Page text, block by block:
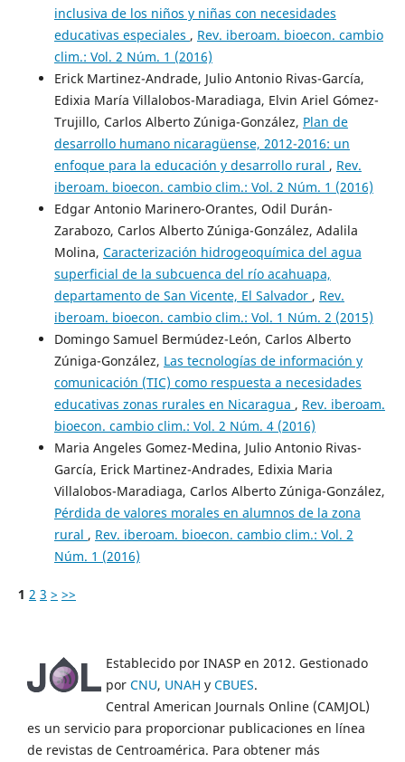
inclusiva de los niños y niñas con necesidades
educativas especiales , Rev. iberoam. bioecon. cambio
clim.: Vol. 2 Núm. 1 (2016)
Erick Martinez-Andrade, Julio Antonio Rivas-García,
Edixia María Villalobos-Maradiaga, Elvin Ariel Gómez-
Trujillo, Carlos Alberto Zúniga-González, Plan de
desarrollo humano nicaragüense, 2012-2016: un
enfoque para la educación y desarrollo rural , Rev.
iberoam. bioecon. cambio clim.: Vol. 2 Núm. 1 (2016)
Edgar Antonio Marinero-Orantes, Odil Durán-
Zarabozo, Carlos Alberto Zúniga-González, Adalila
Molina, Caracterización hidrogeoquímica del agua
superficial de la subcuenca del río acahuapa,
departamento de San Vicente, El Salvador , Rev.
iberoam. bioecon. cambio clim.: Vol. 1 Núm. 2 (2015)
Domingo Samuel Bermúdez-León, Carlos Alberto
Zúniga-González, Las tecnologías de información y
comunicación (TIC) como respuesta a necesidades
educativas zonas rurales en Nicaragua , Rev. iberoam.
bioecon. cambio clim.: Vol. 2 Núm. 4 (2016)
Maria Angeles Gomez-Medina, Julio Antonio Rivas-
García, Erick Martinez-Andrades, Edixia Maria
Villalobos-Maradiaga, Carlos Alberto Zúniga-González,
Pérdida de valores morales en alumnos de la zona
rural , Rev. iberoam. bioecon. cambio clim.: Vol. 2
Núm. 1 (2016)
1 2 3 > >>
Establecido por INASP en 2012. Gestionado
por CNU, UNAH y CBUES.
Central American Journals Online (CAMJOL)
es un servicio para proporcionar publicaciones en línea
de revistas de Centroamérica. Para obtener más